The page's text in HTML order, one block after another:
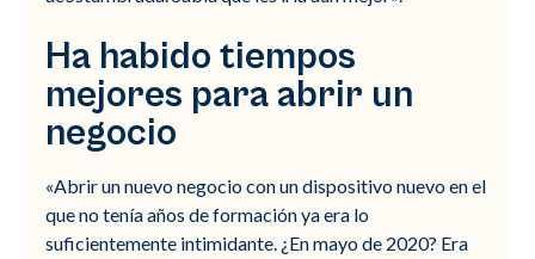
Ha habido tiempos
mejores para abrir un
negocio
«Abrir un nuevo negocio con un dispositivo nuevo en el
que no tenía años de formación ya era lo
suficientemente intimidante. ¿En mayo de 2020? Era